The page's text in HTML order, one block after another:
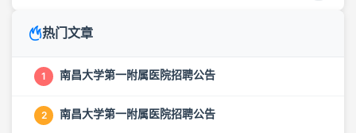
热门文章
1 南昌大学第一附属医院招聘公告
2 南昌大学第一附属医院招聘公告